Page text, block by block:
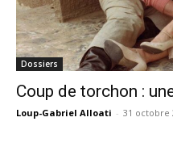
Dossiers
Coup de torchon :
Loup-Gabriel Alloati - 31 octobre